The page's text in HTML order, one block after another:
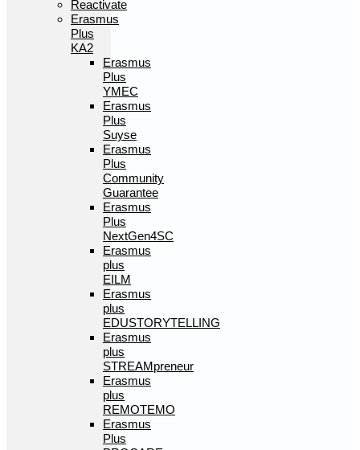
Reactivate
Erasmus
Plus
KA2
Erasmus
Plus
YMEC
Erasmus
Plus
Suyse
Erasmus
Plus
Community
Guarantee
Erasmus
Plus
NextGen4SC
Erasmus
plus
EILM
Erasmus
plus
EDUSTORYTELLING
Erasmus
plus
STREAMpreneur
Erasmus
plus
REMOTEMO
Erasmus
Plus